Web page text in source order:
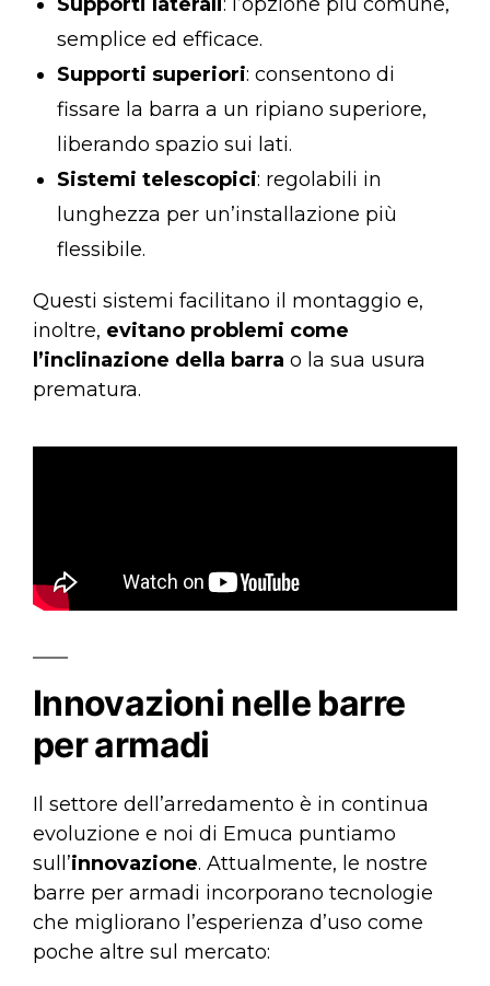
semplice ed efficace.
Supporti superiori: consentono di
fissare la barra a un ripiano superiore,
liberando spazio sui lati.
Sistemi telescopici: regolabili in
lunghezza per un’installazione più
flessibile.
Questi sistemi facilitano il montaggio e,
inoltre, evitano problemi come
l’inclinazione della barra o la sua usura
prematura.
Innovazioni nelle barre
per armadi
Il settore dell’arredamento è in continua
evoluzione e noi di Emuca puntiamo
sull’innovazione. Attualmente, le nostre
barre per armadi incorporano tecnologie
che migliorano l’esperienza d’uso come
poche altre sul mercato: